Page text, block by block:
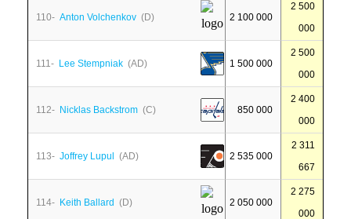
110- Anton Volchenkov (D) 2 100 000
2 500
000
111- Lee Stempniak (AD) 1 500 000
2 500
000
112- Nicklas Backstrom (C) 850 000
2 400
000
113- Joffrey Lupul (AD) 2 535 000
2 311
667
114- Keith Ballard (D) 2 050 000
2 275
000